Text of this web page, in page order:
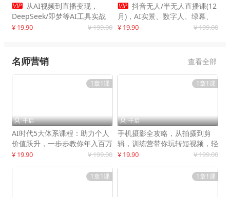
 从AI视频到直播变现，
DeepSeek/即梦等AI工具实战
教学，生产爆款视频，打造高流
¥ 19.90 ¥ 199.00
 抖音无人/半无人直播课(12
月)，AI实景、数字人、绿幕、
多种玩法、24小时自动盈利
¥ 19.90 ¥ 199.00
名师营销 查看全部
1章1课
 千启
AI时代5大体系课程：助力个人
价值跃升，一步步教你年入百万
¥ 19.90 ¥ 199.00
1章1课
 千启
手机摄影全攻略，从拍摄到剪
辑，训练营带你玩转短视频，轻
松拍大片
¥ 19.90 ¥ 199.00
1章1课 1章1课